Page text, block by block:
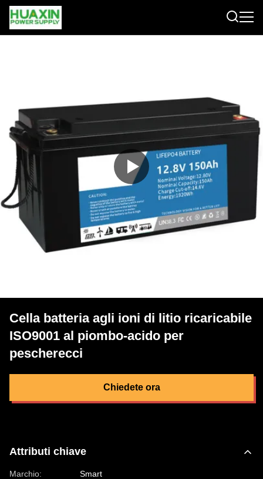
Cella batteria agli ioni di litio ricaricabile
ISO9001 al piombo-acido per
pescherecci
Chiedete ora
Attributi chiave
Marchio:
Smart